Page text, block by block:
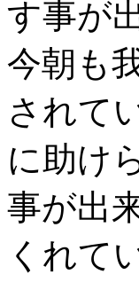
す事が
今朝も
されて
に助け
事が出
くれて